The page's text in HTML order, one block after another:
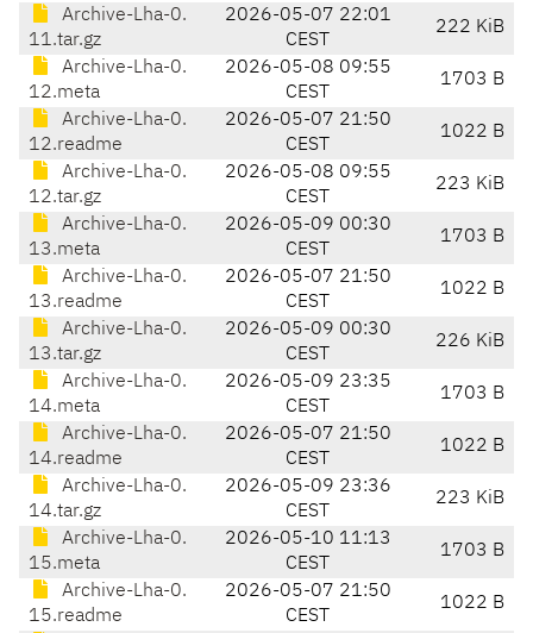
Archive-Lha-0.
11.tar.gz
2026-05-07 22:01
CEST
222 KiB
Archive-Lha-0.
12.meta
2026-05-08 09:55
CEST
1703 B
Archive-Lha-0.
12.readme
2026-05-07 21:50
CEST
1022 B
Archive-Lha-0.
12.tar.gz
2026-05-08 09:55
CEST
223 KiB
Archive-Lha-0.
13.meta
2026-05-09 00:30
CEST
1703 B
Archive-Lha-0.
13.readme
2026-05-07 21:50
CEST
1022 B
Archive-Lha-0.
13.tar.gz
2026-05-09 00:30
CEST
226 KiB
Archive-Lha-0.
14.meta
2026-05-09 23:35
CEST
1703 B
Archive-Lha-0.
14.readme
2026-05-07 21:50
CEST
1022 B
Archive-Lha-0.
14.tar.gz
2026-05-09 23:36
CEST
223 KiB
Archive-Lha-0.
15.meta
2026-05-10 11:13
CEST
1703 B
Archive-Lha-0.
15.readme
2026-05-07 21:50
CEST
1022 B